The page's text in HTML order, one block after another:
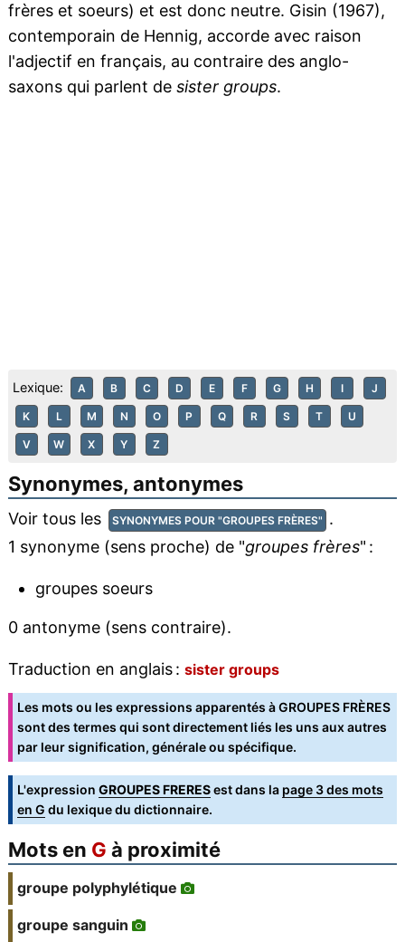
frères et soeurs) et est donc neutre. Gisin (1967),
contemporain de Hennig, accorde avec raison
l'adjectif en français, au contraire des anglo-
saxons qui parlent de sister groups.
Lexique: A B C D E F G H I J
K L M N O P Q R S T U
V W X Y Z
Synonymes, antonymes
Voir tous les SYNONYMES POUR "GROUPES FRÈRES" .
1 synonyme (sens proche) de "groupes frères" :
groupes soeurs
0 antonyme (sens contraire).
Traduction en anglais : sister groups
Les mots ou les expressions apparentés à GROUPES FRÈRES
sont des termes qui sont directement liés les uns aux autres
par leur signification, générale ou spécifique.
L'expression GROUPES FRERESest dans la page 3 des mots
en G du lexique du dictionnaire.
Mots en G à proximité
groupe polyphylétique
groupe sanguin